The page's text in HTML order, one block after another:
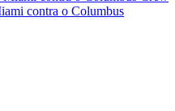
contra o Columbus